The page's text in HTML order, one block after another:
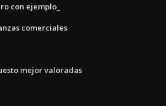
con ejemplo_
comerciales
mejor valoradas